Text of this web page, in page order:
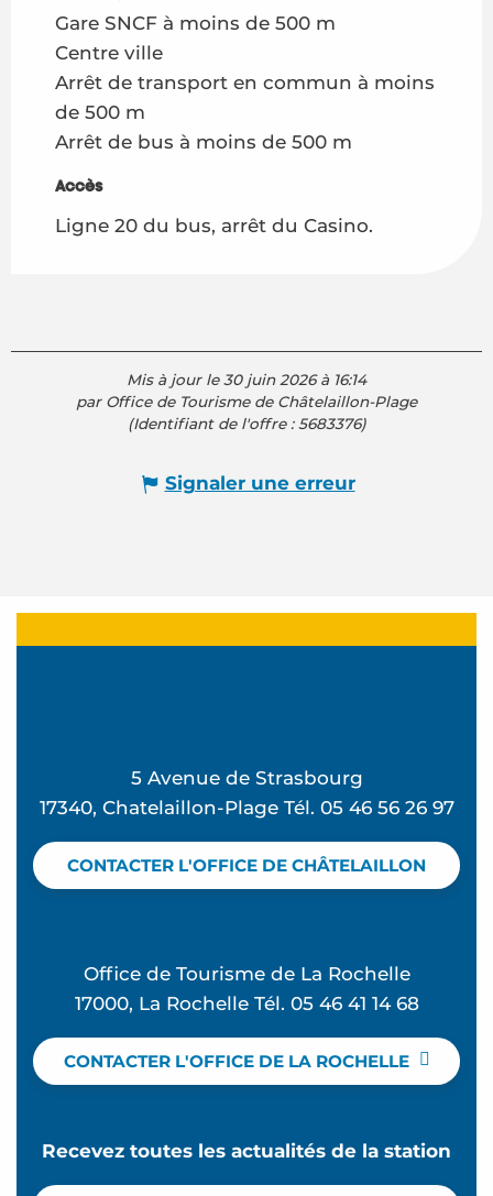
Gare SNCF à moins de 500 m
Centre ville
Arrêt de transport en commun à moins
de 500 m
Arrêt de bus à moins de 500 m
Accès
Accès
Ligne 20 du bus, arrêt du Casino.
Mis à jour le 30 juin 2026 à 16:14
par Office de Tourisme de Châtelaillon-Plage
(Identifiant de l'offre :5683376)
Signaler une erreur
5 Avenue de Strasbourg
17340, Chatelaillon-Plage Tél. 05 46 56 26 97
CONTACTER L'OFFICE DE CHÂTELAILLON
Office de Tourisme de La Rochelle
17000, La Rochelle Tél. 05 46 41 14 68
CONTACTER L'OFFICE DE LA ROCHELLE
Recevez toutes les actualités de la station